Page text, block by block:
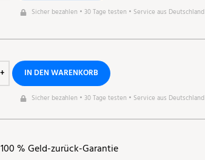
Sicher bezahlen • 30 Tage testen • Service aus Deutschland
IN DEN WARENKORB
Sicher bezahlen • 30 Tage testen • Service aus Deutschland
100 % Geld-zurück-Garantie